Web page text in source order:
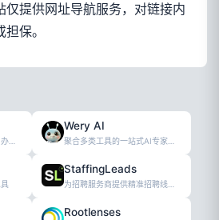
仅提供网址导航服务，对链接内
保。
面向金融顾问的隐私优先AI办公效率助手
Wery AI
聚合多类工具的一站式AI专家工作空间
StaffingLeads
为招聘服务商提供精准招聘线索的效率工具
Rootlenses